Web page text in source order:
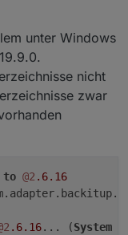
dir immer passiert,.
Issues haben:
Adapter mit "--
posted hier die
Verzeichnisse
Nativen
wa aber am Ende
Annahme:
was bei euch nicht
unter Windows
nicht
zwar
to @2 .6.16
.6.16... (System